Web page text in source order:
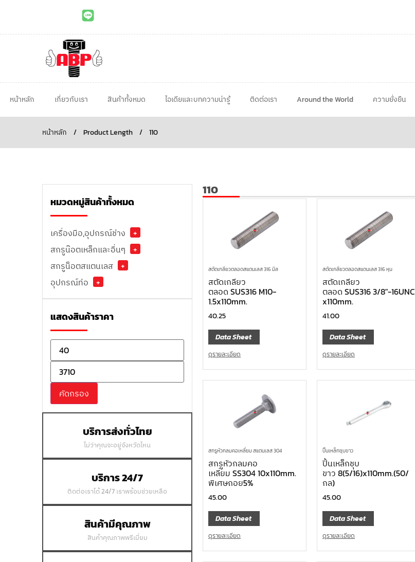
หน้าหลัก เกี่ยวกับเรา สินค้าทั้งหมด ไอเดียและบทความน่ารู้ ติดต่อเรา Around the World ความยั่งยืน
หน้าหลัก / Product Length / 110
หมวดหมู่สินค้าทั้งหมด
เครื่องมือ,อุปกรณ์ช่าง
+
สกรูน๊อตเหล็กและอื่นๆ
+
สกรูน็อตสแตนเลส
+
อุปกรณ์ท่อ
+
แสดงสินค้าราคา
คัดกรอง
บริการส่งทั่วไทย
ไม่ว่าคุณจะอยู่จังหวัดไหน
บริการ 24/7
ติดต่อเราได้ 24/7 เราพร้อมช่วยเหลือ
สินค้ามีคุณภาพ
สินค้าคุณภาพพรีเมี่ยม
110
สตัดเกลียวตลอดสแตนเลส 316 มิล
สตัดเกลียว
ตลอด SUS316 M10-
1.5x110mm.
40.25
Data Sheet
ดูรายละเอียด
สตัดเกลียวตลอดสแตนเลส 316 หุน
สตัดเกลียว
ตลอด SUS316 3/8″-16UNC
x110mm.
41.00
Data Sheet
ดูรายละเอียด
สกรูหัวกลมคอเหลี่ยม สแตนเลส 304
สกรูหัวกลมคอ
เหลี่ยม SS304 10x110mm.
พิเศษถอย5%
45.00
Data Sheet
ดูรายละเอียด
ปิ๊นเหล็กชุบขาว
ปิ้นเหล็กชุบ
ขาว 8(5/16)x110mm.(50/
กล)
45.00
Data Sheet
ดูรายละเอียด